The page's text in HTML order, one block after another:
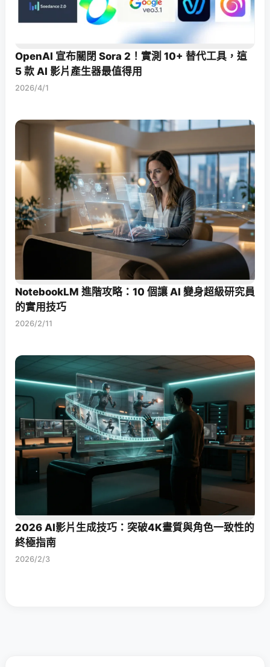
OpenAI 宣布關閉 Sora 2！實測 10+ 替代工具，這
5 款 AI 影片產生器最值得用
2026/4/1
NotebookLM 進階攻略：10 個讓 AI 變身超級研究員
的實用技巧
2026/2/11
2026 AI影片生成技巧：突破4K畫質與角色一致性的
終極指南
2026/2/3